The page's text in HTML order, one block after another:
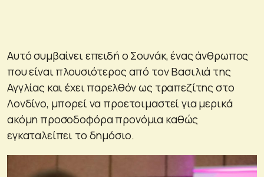
Αυτό συμβαίνει επειδή ο Σουνάκ, ένας άνθρωπος
που είναι πλουσιότερος από τον Βασιλιά της
Αγγλίας και έχει παρελθόν ως τραπεζίτης στο
Λονδίνο, μπορεί να προετοιμαστεί για μερικά
ακόμη προσοδοφόρα προνόμια καθώς
εγκαταλείπει το δημόσιο.